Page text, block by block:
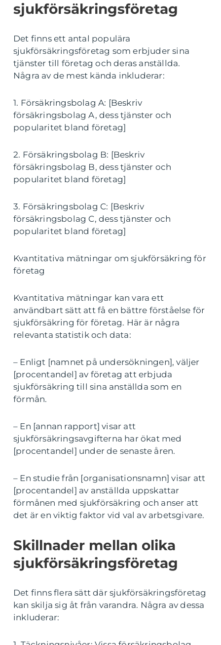
sjukförsäkringsföretag
Det finns ett antal populära
sjukförsäkringsföretag som erbjuder sina
tjänster till företag och deras anställda.
Några av de mest kända inkluderar:
1. Försäkringsbolag A: [Beskriv
försäkringsbolag A, dess tjänster och
popularitet bland företag]
2. Försäkringsbolag B: [Beskriv
försäkringsbolag B, dess tjänster och
popularitet bland företag]
3. Försäkringsbolag C: [Beskriv
försäkringsbolag C, dess tjänster och
popularitet bland företag]
Kvantitativa mätningar om sjukförsäkring för
företag
Kvantitativa mätningar kan vara ett
användbart sätt att få en bättre förståelse för
sjukförsäkring för företag. Här är några
relevanta statistik och data:
– Enligt [namnet på undersökningen], väljer
[procentandel] av företag att erbjuda
sjukförsäkring till sina anställda som en
förmån.
– En [annan rapport] visar att
sjukförsäkringsavgifterna har ökat med
[procentandel] under de senaste åren.
– En studie från [organisationsnamn] visar att
[procentandel] av anställda uppskattar
förmånen med sjukförsäkring och anser att
det är en viktig faktor vid val av arbetsgivare.
Skillnader mellan olika
sjukförsäkringsföretag
Det finns flera sätt där sjukförsäkringsföretag
kan skilja sig åt från varandra. Några av dessa
inkluderar: